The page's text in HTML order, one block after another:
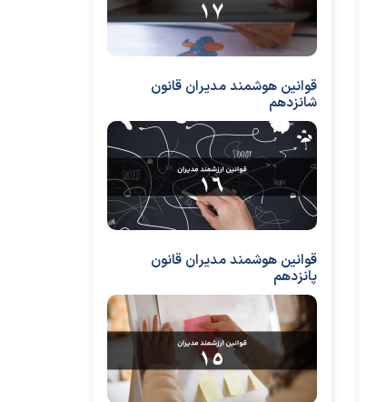
قوانین هوشمند مدیران قانون
شانزدهم
قوانین هوشمند مدیران قانون
پانزدهم